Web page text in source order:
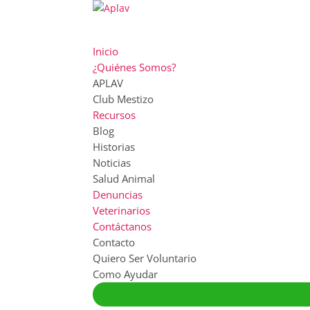
Inicio
¿Quiénes Somos?
APLAV
Club Mestizo
Recursos
Blog
Historias
Noticias
Salud Animal
Denuncias
Veterinarios
Contáctanos
Contacto
Quiero Ser Voluntario
Como Ayudar